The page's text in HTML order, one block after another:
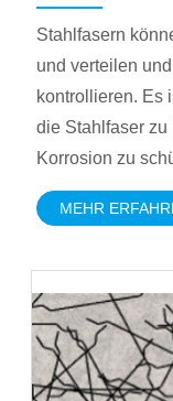
Stahlfasern
und verteilen
kontrollieren. Es
die Stahlfaser
Korrosion zu
MEHR